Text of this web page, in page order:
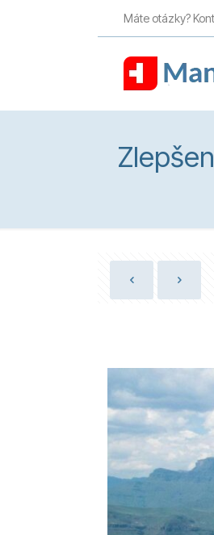
Máte otázky?